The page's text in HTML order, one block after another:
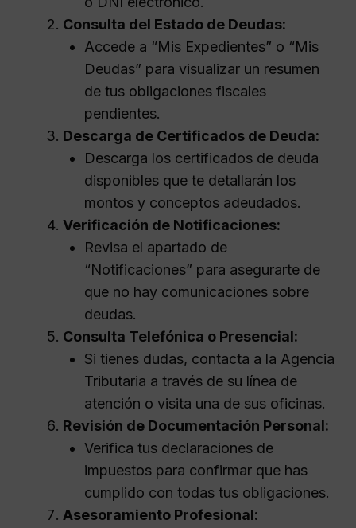
Consulta del Estado de Deudas:
Accede a “Mis Expedientes” o “Mis
Deudas” para visualizar un resumen
de tus obligaciones fiscales
pendientes.
Descarga de Certificados de Deuda:
Descarga los certificados de deuda
disponibles que te detallarán los
montos y conceptos adeudados.
Verificación de Notificaciones:
Revisa el apartado de
“Notificaciones” para asegurarte de
que no hay comunicaciones sobre
deudas.
Consulta Telefónica o Presencial:
Si tienes dudas, contacta a la Agencia
Tributaria a través de su línea de
atención o visita una de sus oficinas.
Revisión de Documentación Personal:
Verifica tus declaraciones de
impuestos para confirmar que has
cumplido con todas tus obligaciones.
Asesoramiento Profesional: